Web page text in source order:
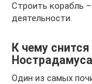
Строить корабль
деятельности.
К чему
Нострадамуса
Один из самых